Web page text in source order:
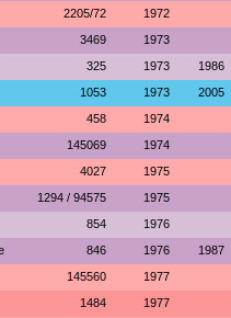
2205/72 1972
3469 1973
325 1973 1986
1053 1973 2005
458 1974
145069 1974
4027 1975
1294 / 94575 1975
854 1976
846 1976 1987
145560 1977
1484 1977